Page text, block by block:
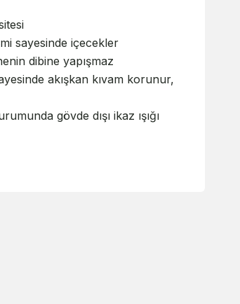
sayesinde içecekler
dibine yapışmaz
akışkan kıvam korunur,
gövde dışı ikaz ışığı